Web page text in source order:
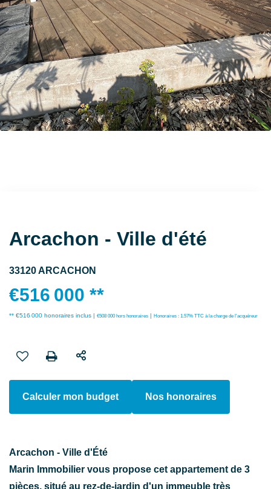
Arcachon - Ville d'été
33120 ARCACHON
€516 000 **
** €516 000 honoraires inclus | €508 000 hors honoraires | Honoraires : 1.57% TTC à la charge de l'acquéreur
Calculer mon budget Nos honoraires
Arcachon - Ville d'Été
Marin Immobilier vous propose cet appartement de 3
pièces, situé au rez-de-jardin d'un immeuble très